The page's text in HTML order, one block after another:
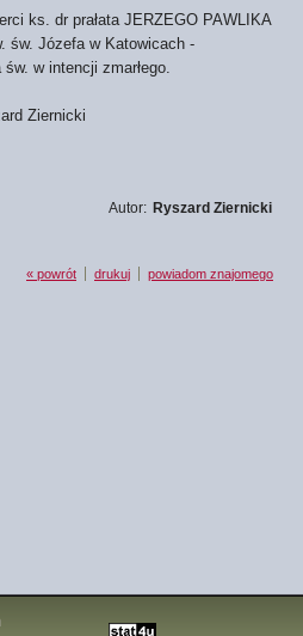
ks. dr prałata JERZEGO PAWLIKA
św. Józefa w Katowicach -
w intencji zmarłego.
Ziernicki
Autor: Ryszard Ziernicki
powiadom znajomego
drukuj
« powrót